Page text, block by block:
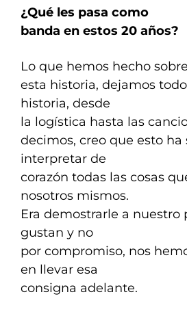
¿Qué les pasa como
banda en estos 20 años?
Lo que hemos hecho
esta historia, dejamos
historia, desde
la logística hasta las
decimos, creo que esto
interpretar de
corazón todas las cosas
nosotros mismos.
Era demostrarle a
gustan y no
por compromiso, nos
en llevar esa
consigna adelante.